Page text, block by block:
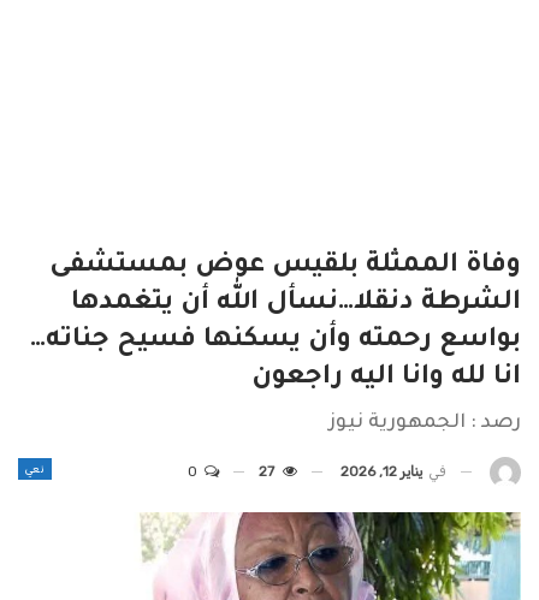
وفاة الممثلة بلقيس عوض بمستشفى
الشرطة دنقلا…نسأل الله أن يتغمدها
بواسع رحمته وأن يسكنها فسيح جناته…
انا لله وانا اليه راجعون
رصد : الجمهورية نيوز
نعي في يناير 12, 2026 27